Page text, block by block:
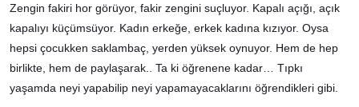
Zengin fakiri hor görüyor, fakir zengini suçluyor. Kapalı açığı, açık
kapalıyı küçümsüyor. Kadın erkeğe, erkek kadına kızıyor. Oysa
hepsi çocukken saklambaç, yerden yüksek oynuyor. Hem de hep
birlikte, hem de paylaşarak.. Ta ki öğrenene kadar… Tıpkı
yaşamda neyi yapabilip neyi yapamayacaklarını öğrendikleri gibi.